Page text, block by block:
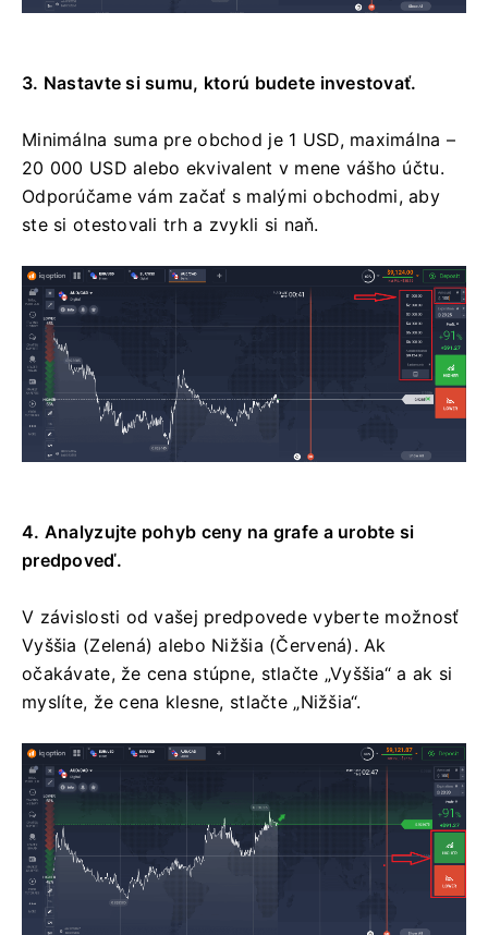
3. Nastavte si sumu, ktorú budete investovať.
Minimálna suma pre obchod je 1 USD, maximálna –
20 000 USD alebo ekvivalent v mene vášho účtu.
Odporúčame vám začať s malými obchodmi, aby
ste si otestovali trh a zvykli si naň.
4. Analyzujte pohyb ceny na grafe a urobte si
predpoveď.
V závislosti od vašej predpovede vyberte možnosť
Vyššia (Zelená) alebo Nižšia (Červená). Ak
očakávate, že cena stúpne, stlačte „Vyššia“ a ak si
myslíte, že cena klesne, stlačte „Nižšia“.